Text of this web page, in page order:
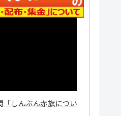
「しんぶん赤旗につい